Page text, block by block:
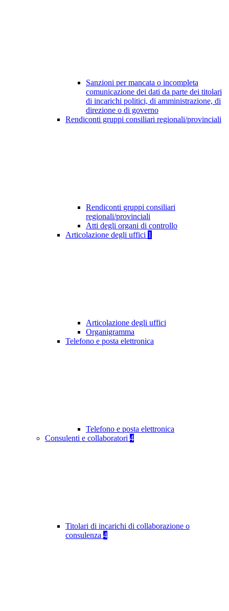
Sanzioni per mancata o incompleta
comunicazione dei dati da parte dei titolari
di incarichi politici, di amministrazione, di
direzione o di governo
Rendiconti gruppi consiliari regionali/provinciali
Rendiconti gruppi consiliari
regionali/provinciali
Atti degli organi di controllo
Articolazione degli uffici 1
Articolazione degli uffici
Organigramma
Telefono e posta elettronica
Telefono e posta elettronica
Consulenti e collaboratori 4
Titolari di incarichi di collaborazione o
consulenza 4